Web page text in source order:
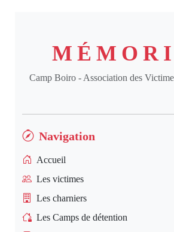
Camp Boiro - Association des
Navigation
Accueil
Les victimes
Les charniers
Les Camps de détention